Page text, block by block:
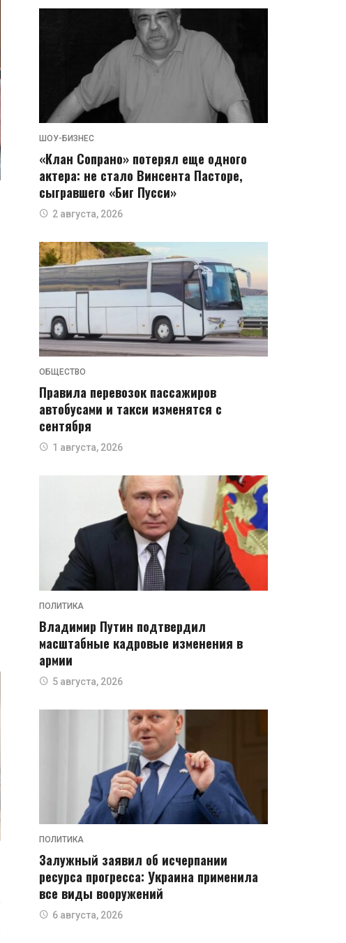
ШОУ-БИЗНЕС
«Клан Сопрано» потерял еще одного
актера: не стало Винсента Пасторе,
сыгравшего «Биг Пусси»
2 августа, 2026
ОБЩЕСТВО
Правила перевозок пассажиров
автобусами и такси изменятся с
сентября
1 августа, 2026
ПОЛИТИКА
Владимир Путин подтвердил
масштабные кадровые изменения в
армии
5 августа, 2026
ПОЛИТИКА
Залужный заявил об исчерпании
ресурса прогресса: Украина применила
все виды вооружений
6 августа, 2026